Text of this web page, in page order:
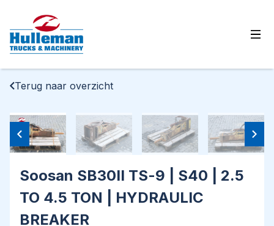
Terug naar overzicht
Soosan SB30II TS-9 | S40 | 2.5
TO 4.5 TON | HYDRAULIC
BREAKER